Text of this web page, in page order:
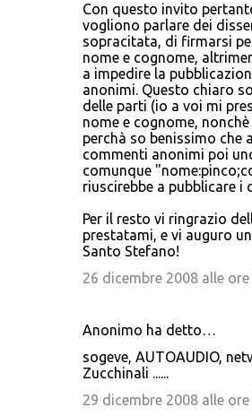
Con questo invito
vogliono parlare dei
sopracitata, di firmarsi
nome e cognome,
a impedire la
anonimi. Questo chiaro
delle parti (io a voi mi
nome e cognome,
perchà so benissimo che
commenti anonimi poi
comunque
riuscirebbe a pubblicare i
Per il resto vi ringrazio
prestatami, e vi auguro
Santo Stefano!
26 dicembre 2008 alle ore
Anonimo ha detto…
sogeve, AUTOAUDIO,
Zucchinali ......
29 dicembre 2008 alle ore